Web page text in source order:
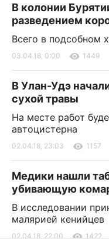
В колонии
разведением
Всего в подсобном
03.04.18, 0:00 1449
В Улан-Удэ
сухой травы
На месте работ
автоцистерна
02.04.18, 23:03 1157
Медики нашли
убивающую
В исследовании
малярией кенийцев
02.04.18, 22:00 1422